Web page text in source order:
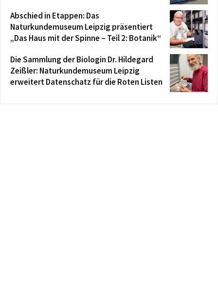
Abschied in Etappen: Das
Naturkundemuseum Leipzig präsentiert
„Das Haus mit der Spinne – Teil 2: Botanik“
Die Sammlung der Biologin Dr. Hildegard
Zeißler: Naturkundemuseum Leipzig
erweitert Datenschatz für die Roten Listen